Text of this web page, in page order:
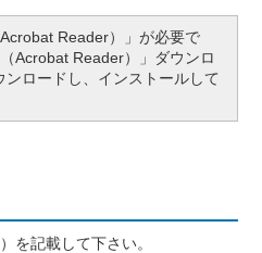
Reader）」が必要で
Acrobat Reader）」ダウンロ
ロードし、インストールして
を記載して下さい。